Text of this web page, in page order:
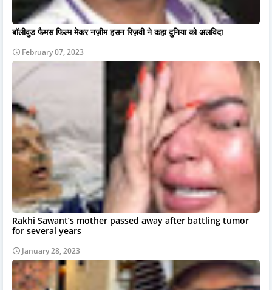
बॉलीवुड फैमस फिल्म मेकर नज़ीम हसन रिज़वी ने कहा दुनिया को अलविदा
February 07, 2023
Rakhi Sawant’s mother passed away after battling tumor
for several years
January 28, 2023